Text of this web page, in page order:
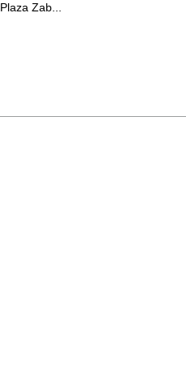
Plaza Zab...